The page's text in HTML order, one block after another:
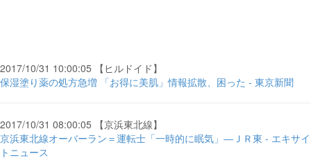
2017/10/31 10:00:05 【ヒルドイド】
保湿塗り薬の処方急増 「お得に美肌」情報拡散、困った - 東京新聞
2017/10/31 08:00:05 【京浜東北線】
京浜東北線オーバーラン＝運転士「一時的に眠気」―ＪＲ東 - エキサイ
トニュース